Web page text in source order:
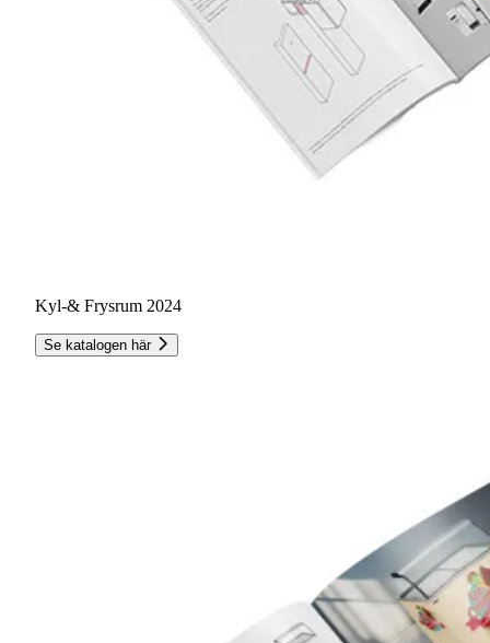
Kyl-& Frysrum 2024
Se katalogen här